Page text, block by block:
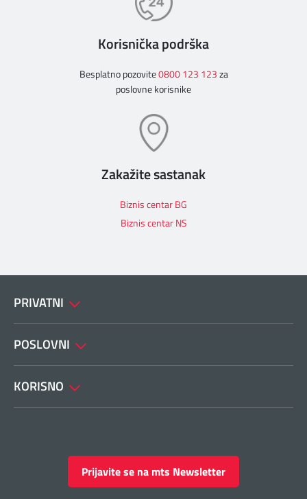
Korisnička podrška
Besplatno pozovite0800 123 123za
poslovne korisnike
Zakažite sastanak
Biznis centar BG
Biznis centar NS
PRIVATNI
POSLOVNI
KORISNO
Prijavite se na mts Newsletter